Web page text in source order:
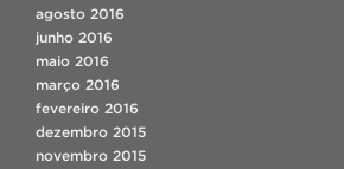
agosto 2016
junho 2016
maio 2016
março 2016
fevereiro 2016
dezembro 2015
novembro 2015